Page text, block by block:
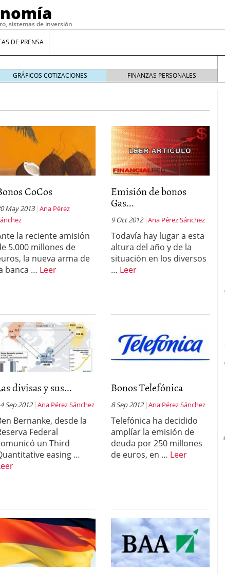
sistemas de inversión
DE PRENSA
vs Agilidad: ¿Por qué el Préstamo Promotor privado
12 de diciembre de 2025
Cómo aprovechar esta opción para gestionar tus
de 2025
también es una decisión financiera: cómo anticiparte
noviembre de 2025
punto de venta?
3 de octubre de 2025
GRÁFICOS COTIZACIONES FINANZAS PERSONALES
CoCos
May 2013 Ana Pérez
la reciente amisión
5.000 millones de
la nueva arma de
banca … Leer
Emisión de bonos
Gas...
9 Oct 2012 Ana Pérez Sánchez
Todavía hay lugar a esta
altura del año y de la
situación en los diversos
… Leer
divisas y sus...
Sep 2012 Ana Pérez Sánchez
Bernanke, desde la
Federal
un Third
easing …
Bonos Telefónica
8 Sep 2012 Ana Pérez Sánchez
Telefónica ha decidido
amplíar la emisión de
deuda por 250 millones
de euros, en … Leer